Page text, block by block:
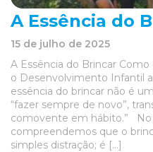
A Essência do
15 de julho de 2025
A Essência do Brincar
o Desenvolvimento Infantil
essência do brincar não é
“fazer sempre de novo”,
comovente em hábito.”
compreendemos que o
simples distração; é […]